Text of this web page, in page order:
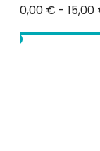
0,00 € - 15,00